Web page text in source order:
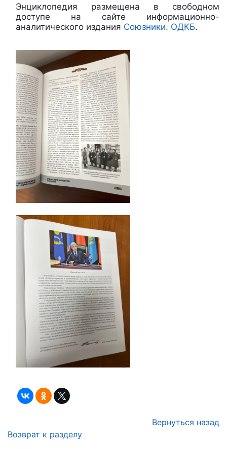
Энциклопедия размещена в свободном
доступе на сайте информационно-
аналитического издания Союзники. ОДКБ.
Вернуться назад
Возврат к разделу